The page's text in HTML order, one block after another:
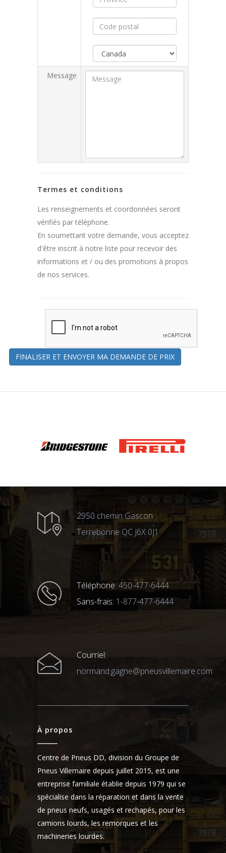
Message
Termes et conditions
Les renseignements et coordonnées seront
vérifiés par téléphone.
En soumettant votre demande, vous acceptez
d'être inscrit à notre liste pour recevoir des
informations et / ou des promotions à propos
de nos services.
FINALISER ET ENVOYER MA DEMANDE DE PRIX
2950 chemin Gascon
Terrebonne QC J6X 0J1
Téléphone: 450-477-6444
Sans-frais: 1-877-477-6444
Courriel:
normand.gagne@pneusvillemaire.com
À propos
Centre de Pneus DD, division du Groupe de
Pneus Villemaire depuis juillet 2015, est une
entreprise familiale établie depuis 1979 qui se
spécialise dans la réparation et dans la vente
de pneus neufs, usagés et rechapés, pour les
camions lourds, les remorques et les
machineries lourdes.